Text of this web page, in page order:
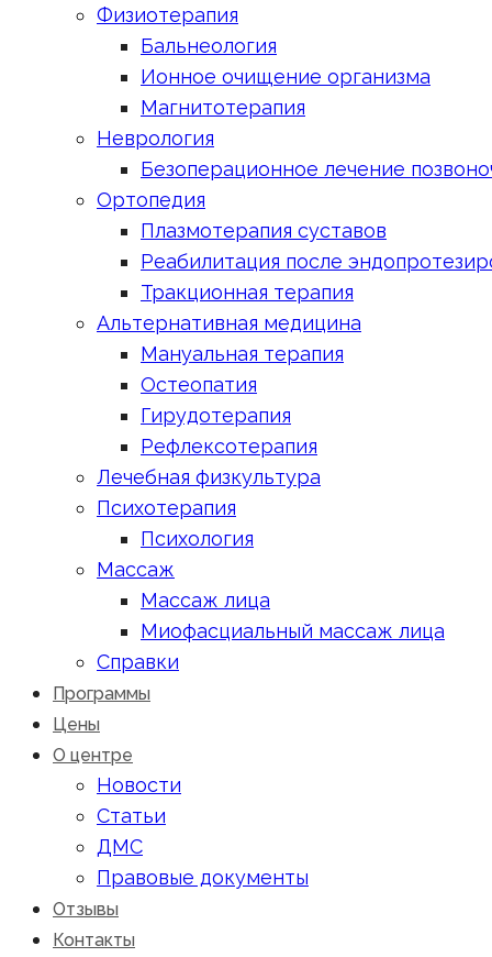
Физиотерапия
Бальнеология
Ионное очищение организма
Магнитотерапия
Неврология
Безоперационное лечение
Ортопедия
Плазмотерапия суставов
Реабилитация после
Тракционная терапия
Альтернативная медицина
Мануальная терапия
Остеопатия
Гирудотерапия
Рефлексотерапия
Лечебная физкультура
Психотерапия
Психология
Массаж
Массаж лица
Миофасциальный массаж лица
Справки
Программы
Цены
О центре
Новости
Статьи
ДМС
Правовые документы
Отзывы
Контакты